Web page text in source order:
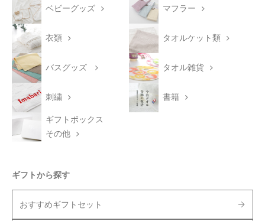
ベビーグッズ マフラー
衣類 タオルケット類
バスグッズ タオル雑貨
刺繍 書籍
ギフトボックス
その他
ギフトから探す
おすすめギフトセット